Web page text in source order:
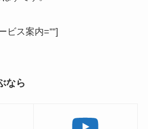
ビス案内=””]
なら